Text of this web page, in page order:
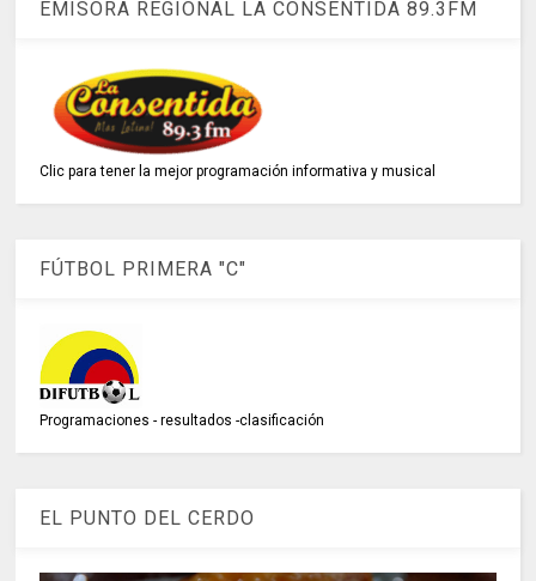
EMISORA REGIONAL LA CONSENTIDA 89.3FM
Clic para tener la mejor programación informativa y musical
FÚTBOL PRIMERA "C"
Programaciones - resultados -clasificación
EL PUNTO DEL CERDO